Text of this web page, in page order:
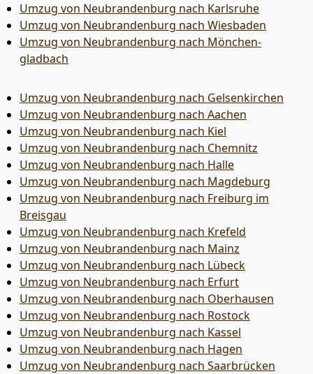
Umzug von Neubrandenburg nach Karlsruhe
Umzug von Neubrandenburg nach Wiesbaden
Umzug von Neubrandenburg nach Mönchen­
gladbach
Umzug von Neubrandenburg nach Gelsenkirchen
Umzug von Neubrandenburg nach Aachen
Umzug von Neubrandenburg nach Kiel
Umzug von Neubrandenburg nach Chemnitz
Umzug von Neubrandenburg nach Halle
Umzug von Neubrandenburg nach Magdeburg
Umzug von Neubrandenburg nach Freiburg im
Breisgau
Umzug von Neubrandenburg nach Krefeld
Umzug von Neubrandenburg nach Mainz
Umzug von Neubrandenburg nach Lübeck
Umzug von Neubrandenburg nach Erfurt
Umzug von Neubrandenburg nach Oberhausen
Umzug von Neubrandenburg nach Rostock
Umzug von Neubrandenburg nach Kassel
Umzug von Neubrandenburg nach Hagen
Umzug von Neubrandenburg nach Saarbrücken